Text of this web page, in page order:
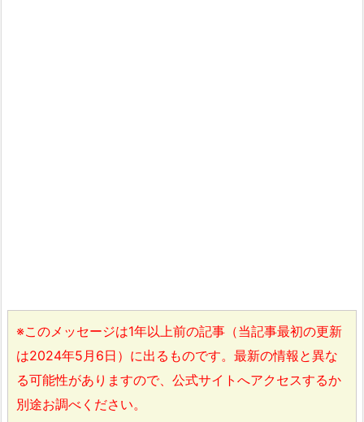
※このメッセージは1年以上前の記事（当記事最初の更新
は2024年5月6日）に出るものです。最新の情報と異な
る可能性がありますので、公式サイトへアクセスするか
別途お調べください。